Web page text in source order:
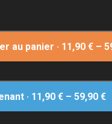
au panier · 11,90€ –
· 11,90€ –59,90€